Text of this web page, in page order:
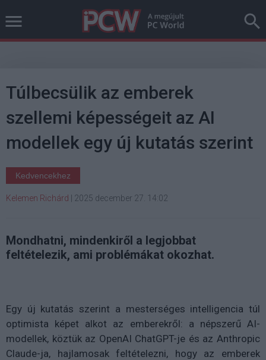
Túlbecsülik az emberek
szellemi képességeit az AI
modellek egy új kutatás szerint
Kedvencekhez
Kelemen Richárd 2025 december 27. 14:02
Mondhatni, mindenkiről a legjobbat
feltételezik, ami problémákat okozhat.
Egy új kutatás szerint a mesterséges intelligencia túl
optimista képet alkot az emberekről: a népszerű AI-
modellek, köztük az OpenAI ChatGPT-je és az Anthropic
Claude-ja, hajlamosak feltételezni, hogy az emberek